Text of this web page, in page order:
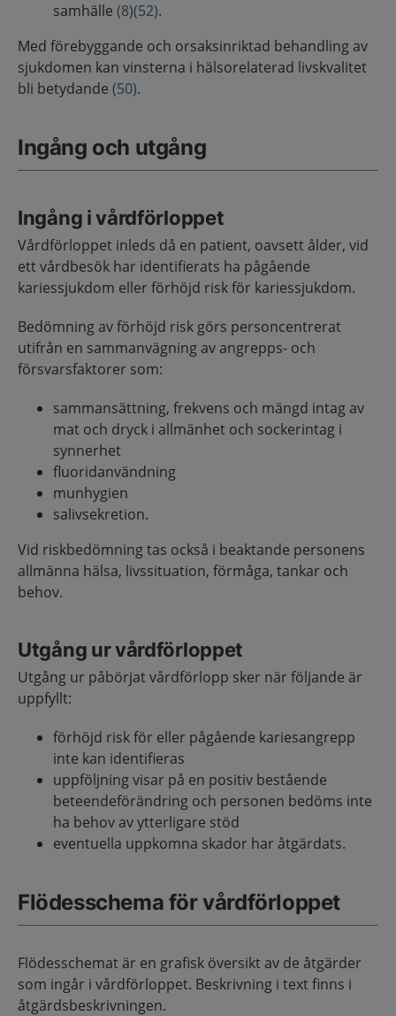
samhälle (8)(52).
Med förebyggande och orsaksinriktad behandling av
sjukdomen kan vinsterna i hälsorelaterad livskvalitet
bli betydande (50).
Ingång och utgång
Ingång i vårdförloppet
Vårdförloppet inleds då en patient, oavsett ålder, vid
ett vårdbesök har identifierats ha pågående
kariessjukdom eller förhöjd risk för kariessjukdom.
Bedömning av förhöjd risk görs personcentrerat
utifrån en sammanvägning av angrepps- och
försvarsfaktorer som:
sammansättning, frekvens och mängd intag av
mat och dryck i allmänhet och sockerintag i
synnerhet
fluoridanvändning
munhygien
salivsekretion.
Vid riskbedömning tas också i beaktande personens
allmänna hälsa, livssituation, förmåga, tankar och
behov.
Utgång ur vårdförloppet
Utgång ur påbörjat vårdförlopp sker när följande är
uppfyllt:
förhöjd risk för eller pågående kariesangrepp
inte kan identifieras
uppföljning visar på en positiv bestående
beteendeförändring och personen bedöms inte
ha behov av ytterligare stöd
eventuella uppkomna skador har åtgärdats.
Flödesschema för vårdförloppet
Flödesschemat är en grafisk översikt av de åtgärder
som ingår i vårdförloppet. Beskrivning i text finns i
åtgärdsbeskrivningen.